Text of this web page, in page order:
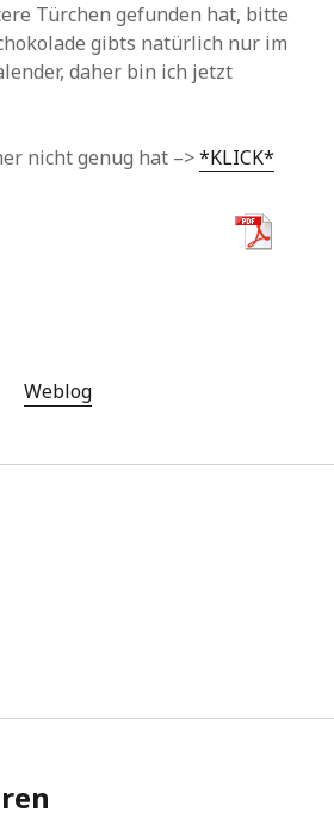
Türchen gefunden hat, bitte
gibts natürlich nur im
daher bin ich jetzt
nicht genug hat –>*KLICK*
Weblog